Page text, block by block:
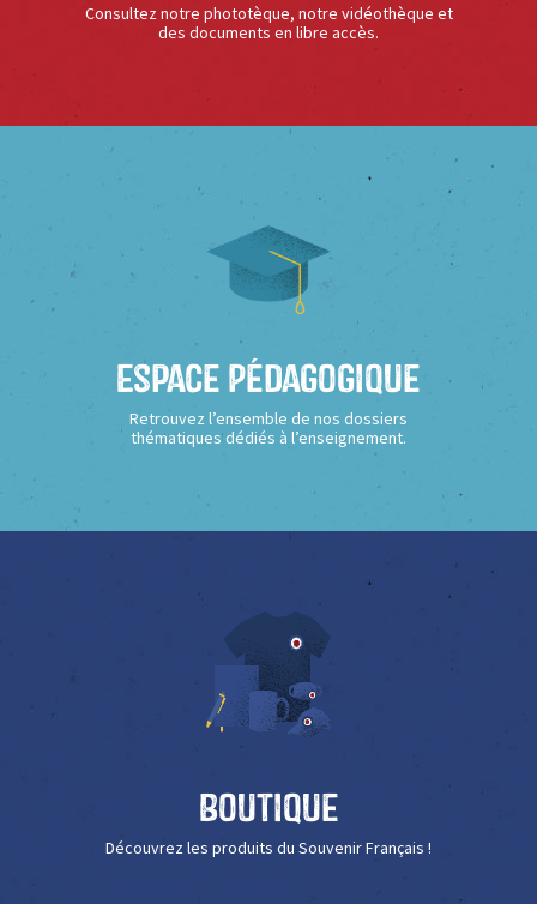
Consultez notre phototèque, notre vidéothèque et
des documents en libre accès.
Espace Pédagogique
Retrouvez l’ensemble de nos dossiers
thématiques dédiés à l’enseignement.
Boutique
Découvrez les produits du Souvenir Français !